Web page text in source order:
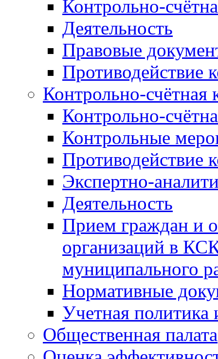
Контрольно-
Деятельность
Правовые
Противодействие
Контрольно-счётная
Контрольно-
Контрольные
Противодействие
Экспертно-
Деятельность
Прием граждан и
организаций в
муниципального
Нормативные
Учетная политика
Общественная палата